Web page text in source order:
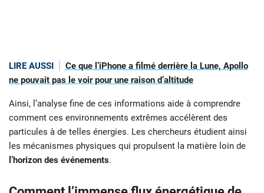
LIRE AUSSI
Ce que l’iPhone a filmé derrière la Lune, Apollo
ne pouvait pas le voir pour une raison d’altitude
Ainsi, l’analyse fine de ces informations aide à comprendre
comment ces environnements extrêmes accélèrent des
particules à de telles énergies. Les chercheurs étudient ainsi
les mécanismes physiques qui propulsent la matière loin de
l’horizon des événements.